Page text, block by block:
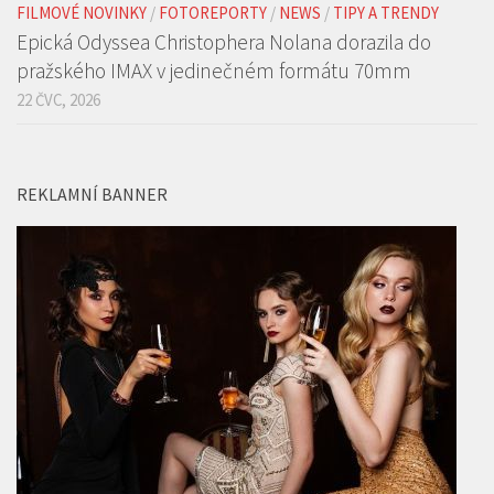
FILMOVÉ NOVINKY / FOTOREPORTY / NEWS / TIPY A TRENDY
Epická Odyssea Christophera Nolana dorazila do
pražského IMAX v jedinečném formátu 70mm
22 ČVC, 2026
REKLAMNÍ BANNER